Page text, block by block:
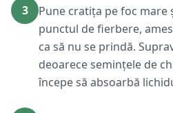
3
Pune cratița pe foc mare
punctul de fierbere,
ca să nu se prindă.
deoarece semințele de
începe să absoarbă